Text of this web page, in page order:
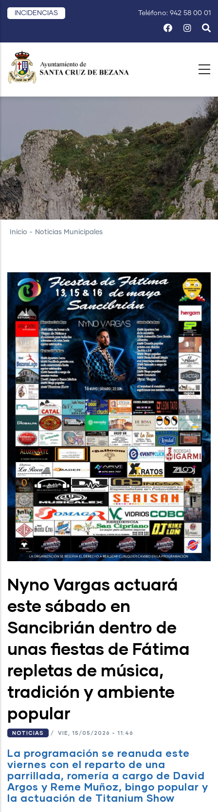
Pasar
principal
INCIDENCIAS Teléfono: 942 58 00 01
Inicio - Noticias Municipales
Nyno Vargas actuará
este sábado en
Sancibrián dentro de
unas fiestas de Fátima
repletas de música,
tradición y ambiente
popular
NOTICIAS / VIE, 15/05/2026 - 11:46
La programación se reanuda este
viernes con el reparto de una
parrillada, romería a cargo de David
Argos y Reme Muñoz, bingo popular y
la actuación de Titanium Show